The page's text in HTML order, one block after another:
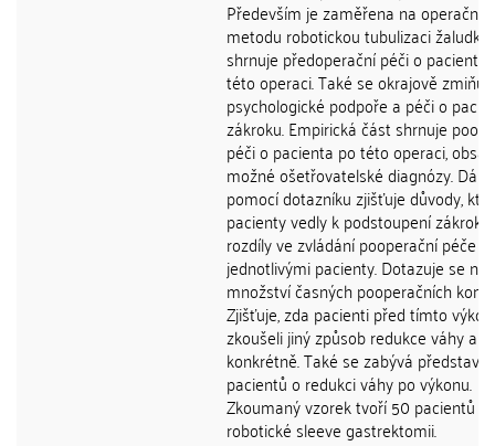
Především je zaměřena na operační
metodu robotickou tubulizaci
shrnuje předoperační péči o pacienta
této operaci. Také se okrajově
psychologické podpoře a péči o
zákroku. Empirická část shrnuje
péči o pacienta po této operaci,
možné ošetřovatelské diagnózy. Dále
pomocí dotazníku zjišťuje důvody,
pacienty vedly k podstoupení zákroku,
rozdíly ve zvládání pooperační péče
jednotlivými pacienty. Dotazuje se na
množství časných pooperačních
Zjišťuje, zda pacienti před tímto
zkoušeli jiný způsob redukce váhy a
konkrétně. Také se zabývá
pacientů o redukci váhy po výkonu.
Zkoumaný vzorek tvoří 50 pacientů
robotické sleeve gastrektomii.